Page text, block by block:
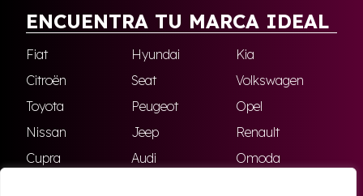
ENCUENTRA TU MARCA IDEAL
Fiat Hyundai
Kia
Citroën
Seat
Volkswagen
Toyota
Peugeot
Opel
Nissan
Jeep
Renault
Cupra
Audi
Omoda